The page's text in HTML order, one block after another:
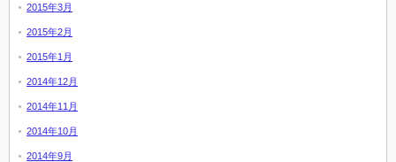
2015年3月
2015年2月
2015年1月
2014年12月
2014年11月
2014年10月
2014年9月